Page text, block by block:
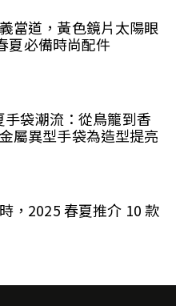
當道，黃色鏡片太陽眼
夏必備時尚配件
手袋潮流：從鳥籠到香
屬異型手袋為造型提亮
，2025 春夏推介 10 款